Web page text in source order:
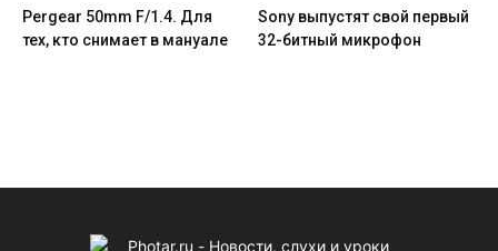
Pergear 50mm F/1.4. Для
тех, кто снимает в мануале
Sony выпустят свой первый
32-битный микрофон